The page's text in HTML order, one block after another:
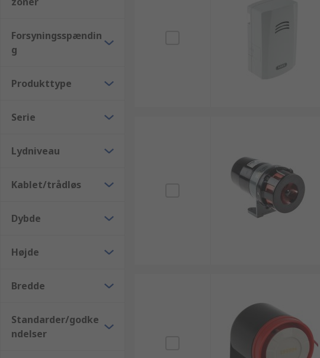
Forsyningsspændin
g
Produkttype
Serie
Lydniveau
Kablet/trådløs
Dybde
Højde
Bredde
Standarder/godke
ndelser